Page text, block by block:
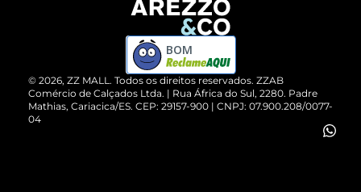
ZZ MALL é confiável
Cartão Presente
Vendas Corporativas
Devolução do Produto
Compre pelo WhatsApp
© 2026, ZZ MALL. Todos os direitos reservados. ZZAB
Comércio de Calçados Ltda. | Rua África do Sul, 2280. Padre
Mathias, Cariacica/ES. CEP: 29157-900 | CNPJ: 07.900.208/0077-
04
BOM